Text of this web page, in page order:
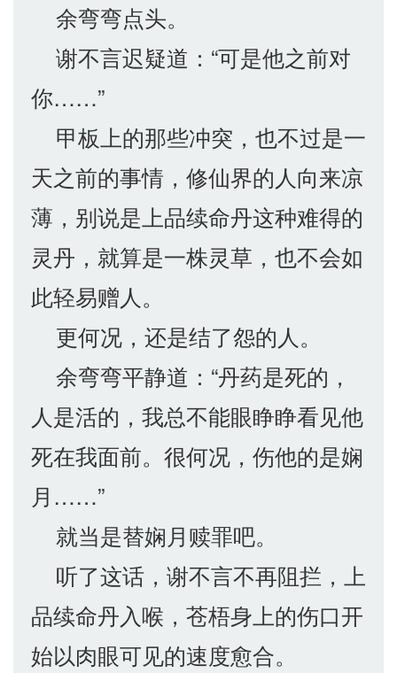
余弯弯点头。
谢不言迟疑道：“可是他之前对
你……”
甲板上的那些冲突，也不过是一
天之前的事情，修仙界的人向来凉
薄，别说是上品续命丹这种难得的
灵丹，就算是一株灵草，也不会如
此轻易赠人。
更何况，还是结了怨的人。
余弯弯平静道：“丹药是死的，
人是活的，我总不能眼睁睁看见他
死在我面前。很何况，伤他的是娴
月……”
就当是替娴月赎罪吧。
听了这话，谢不言不再阻拦，上
品续命丹入喉，苍梧身上的伤口开
始以肉眼可见的速度愈合。